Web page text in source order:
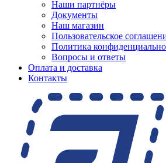
Наши партнёры
Документы
Наш магазин
Пользовательское
Политика
Вопросы и ответы
Оплата и доставка
Контакты